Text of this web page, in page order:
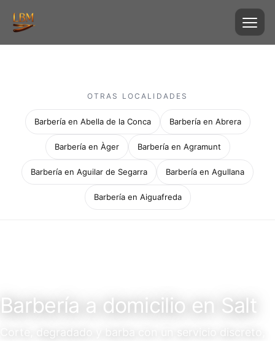
OTRAS LOCALIDADES
Barbería en Abella de la Conca Barbería en Abrera
Barbería en Àger Barbería en Agramunt
Barbería en Aguilar de Segarra Barbería en Agullana
Barbería en Aiguafreda
Barbería a domicilio en Salt
Corte, degradado y barba con un servicio discreto,